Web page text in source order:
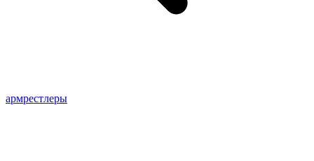
армрестлеры